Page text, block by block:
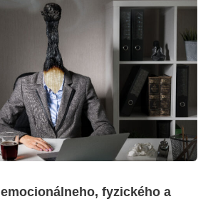
emocionálneho, fyzického a